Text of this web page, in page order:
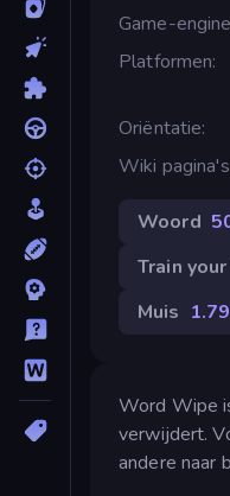
Game-engine
Platformen
Oriëntatie
Wiki pagina's
Woord
Train
Muis
Word Wipe
verwijdert.
andere naar